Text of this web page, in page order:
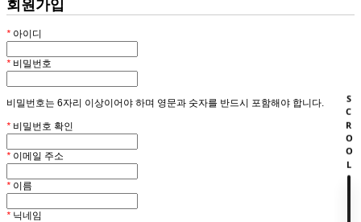
회원가입
* 아이디
* 비밀번호
비밀번호는 6자리 이상이어야 하며 영문과 숫자를 반드시 포함해야 합니다.
* 비밀번호 확인
* 이메일 주소
* 이름
* 닉네임
SCROOL